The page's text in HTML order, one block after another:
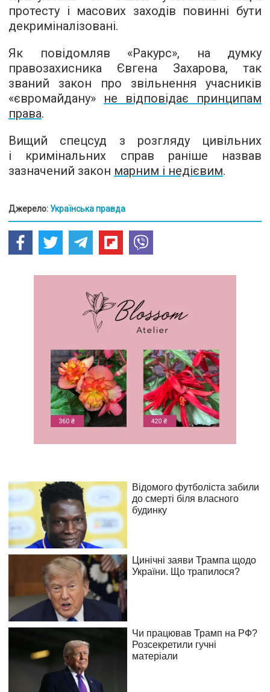
протесту і масових заходів повинні бути
декриміналізовані.
Як повідомляв «Ракурс», на думку
правозахисника Євгена Захарова, так
званий закон про звільнення учасників
«євромайдану» не відповідає принципам
права.
Вищий спецсуд з розгляду цивільних
і кримінальних справ раніше назвав
зазначений закон марним і недієвим.
Джерело: Українська правда